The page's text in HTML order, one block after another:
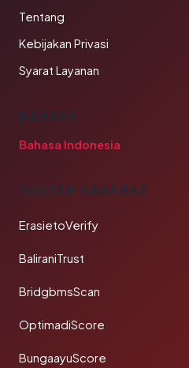
Tentang
Kebijakan Privasi
Syarat Layanan
BAHASA
Bahasa Indonesia
TAUTAN SAHABAT
ErasietoVerify
BaliraniTrust
BridgbmsScan
OptimadiScore
BungaayuScore